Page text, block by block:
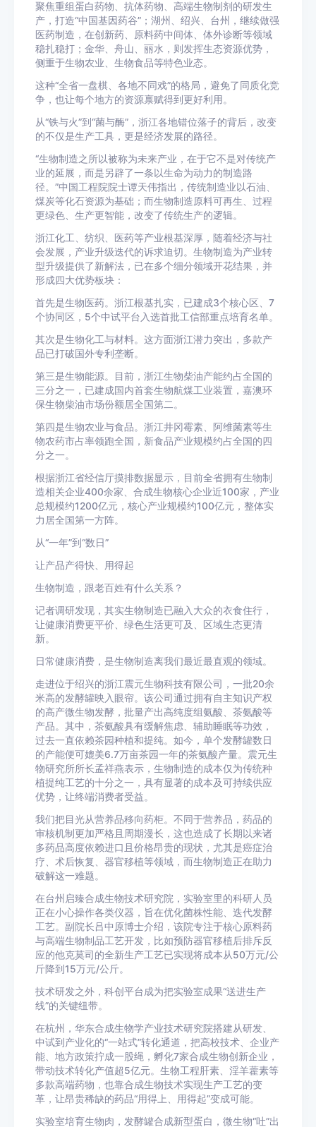
聚焦重组蛋白药物、抗体药物、高端生物制剂的研发生
产，打造“中国基因药谷”；湖州、绍兴、台州，继续做强
医药制造，在创新药、原料药中间体、体外诊断等领域
稳扎稳打；金华、舟山、丽水，则发挥生态资源优势，
侧重于生物农业、生物食品等特色业态。
这种“全省一盘棋、各地不同戏”的格局，避免了同质化竞
争，也让每个地方的资源禀赋得到更好利用。
从“铁与火”到“菌与酶”，浙江各地错位落子的背后，改变
的不仅是生产工具，更是经济发展的路径。
“生物制造之所以被称为未来产业，在于它不是对传统产
业的延展，而是另辟了一条以生命为动力的制造路
径。”中国工程院院士谭天伟指出，传统制造业以石油、
煤炭等化石资源为基础；而生物制造原料可再生、过程
更绿色、生产更智能，改变了传统生产的逻辑。
浙江化工、纺织、医药等产业根基深厚，随着经济与社
会发展，产业升级迭代的诉求迫切。生物制造为产业转
型升级提供了新解法，已在多个细分领域开花结果，并
形成四大优势板块：
首先是生物医药。浙江根基扎实，已建成3个核心区、7
个协同区，5个中试平台入选首批工信部重点培育名单。
其次是生物化工与材料。这方面浙江潜力突出，多款产
品已打破国外专利垄断。
第三是生物能源。目前，浙江生物柴油产能约占全国的
三分之一，已建成国内首套生物航煤工业装置，嘉澳环
保生物柴油市场份额居全国第二。
第四是生物农业与食品。浙江井冈霉素、阿维菌素等生
物农药市占率领跑全国，新食品产业规模约占全国的四
分之一。
根据浙江省经信厅摸排数据显示，目前全省拥有生物制
造相关企业400余家、合成生物核心企业近100家，产业
总规模约1200亿元，核心产业规模约100亿元，整体实
力居全国第一方阵。
从“一年”到“数日”
让产品产得快、用得起
生物制造，跟老百姓有什么关系？
记者调研发现，其实生物制造已融入大众的衣食住行，
让健康消费更平价、绿色生活更可及、区域生态更清
新。
日常健康消费，是生物制造离我们最近最直观的领域。
走进位于绍兴的浙江震元生物科技有限公司，一批20余
米高的发酵罐映入眼帘。该公司通过拥有自主知识产权
的高产微生物发酵，批量产出高纯度组氨酸、茶氨酸等
产品。其中，茶氨酸具有缓解焦虑、辅助睡眠等功效，
过去一直依赖茶园种植和提纯。如今，单个发酵罐数日
的产能便可媲美6.7万亩茶园一年的茶氨酸产量。震元生
物研究所所长孟祥燕表示，生物制造的成本仅为传统种
植提纯工艺的十分之一，具有显著的成本及可持续供应
优势，让终端消费者受益。
我们把目光从营养品移向药柜。不同于营养品，药品的
审核机制更加严格且周期漫长，这也造成了长期以来诸
多药品高度依赖进口且价格昂贵的现状，尤其是癌症治
疗、术后恢复、器官移植等领域，而生物制造正在助力
破解这一难题。
在台州启臻合成生物技术研究院，实验室里的科研人员
正在小心操作各类仪器，旨在优化菌株性能、迭代发酵
工艺。副院长吕中原博士介绍，该院专注于核心原料药
与高端生物制品工艺开发，比如预防器官移植后排斥反
应的他克莫司的全新生产工艺已实现将成本从50万元/公
斤降到15万元/公斤。
技术研发之外，科创平台成为把实验室成果“送进生产
线”的关键纽带。
在杭州，华东合成生物学产业技术研究院搭建从研发、
中试到产业化的“一站式”转化通道，把高校技术、企业产
能、地方政策拧成一股绳，孵化7家合成生物创新企业，
带动技术转化产值超5亿元。生物工程肝素、淫羊藿素等
多款高端药物，也靠合成生物技术实现生产工艺的变
革，让昂贵稀缺的药品“用得上、用得起”变成可能。
实验室培育生物肉，发酵罐合成新型蛋白，微生物“吐”出